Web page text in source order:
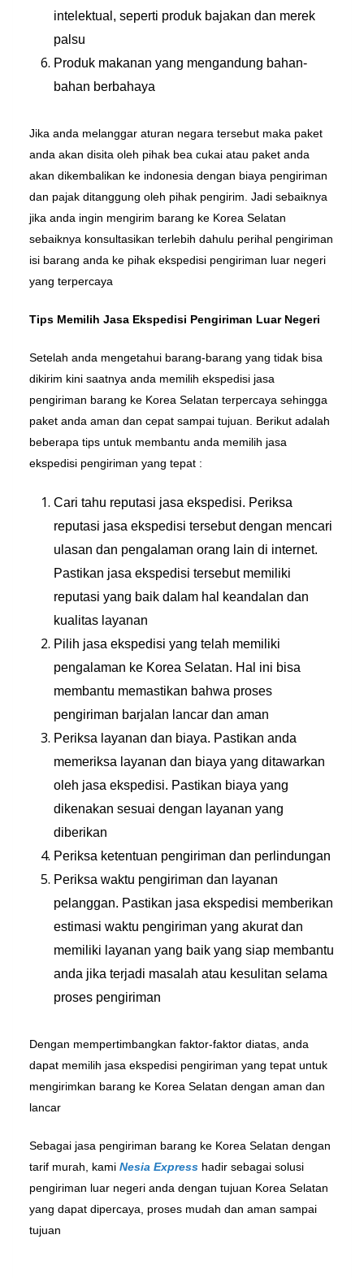
intelektual, seperti produk bajakan dan merek
palsu
Produk makanan yang mengandung bahan-
bahan berbahaya
Jika anda melanggar aturan negara tersebut maka paket
anda akan disita oleh pihak bea cukai atau paket anda
akan dikembalikan ke indonesia dengan biaya pengiriman
dan pajak ditanggung oleh pihak pengirim. Jadi sebaiknya
jika anda ingin mengirim barang ke Korea Selatan
sebaiknya konsultasikan terlebih dahulu perihal pengiriman
isi barang anda ke pihak ekspedisi pengiriman luar negeri
yang terpercaya
Tips Memilih Jasa Ekspedisi Pengiriman Luar Negeri
Setelah anda mengetahui barang-barang yang tidak bisa
dikirim kini saatnya anda memilih ekspedisi jasa
pengiriman barang ke Korea Selatan terpercaya sehingga
paket anda aman dan cepat sampai tujuan. Berikut adalah
beberapa tips untuk membantu anda memilih jasa
ekspedisi pengiriman yang tepat :
Cari tahu reputasi jasa ekspedisi. Periksa
reputasi jasa ekspedisi tersebut dengan mencari
ulasan dan pengalaman orang lain di internet.
Pastikan jasa ekspedisi tersebut memiliki
reputasi yang baik dalam hal keandalan dan
kualitas layanan
Pilih jasa ekspedisi yang telah memiliki
pengalaman ke Korea Selatan. Hal ini bisa
membantu memastikan bahwa proses
pengiriman barjalan lancar dan aman
Periksa layanan dan biaya. Pastikan anda
memeriksa layanan dan biaya yang ditawarkan
oleh jasa ekspedisi. Pastikan biaya yang
dikenakan sesuai dengan layanan yang
diberikan
Periksa ketentuan pengiriman dan perlindungan
Periksa waktu pengiriman dan layanan
pelanggan. Pastikan jasa ekspedisi memberikan
estimasi waktu pengiriman yang akurat dan
memiliki layanan yang baik yang siap membantu
anda jika terjadi masalah atau kesulitan selama
proses pengiriman
Dengan mempertimbangkan faktor-faktor diatas, anda
dapat memilih jasa ekspedisi pengiriman yang tepat untuk
mengirimkan barang ke Korea Selatan dengan aman dan
lancar
Sebagai jasa pengiriman barang ke Korea Selatan dengan
tarif murah, kami Nesia Express hadir sebagai solusi
pengiriman luar negeri anda dengan tujuan Korea Selatan
yang dapat dipercaya, proses mudah dan aman sampai
tujuan